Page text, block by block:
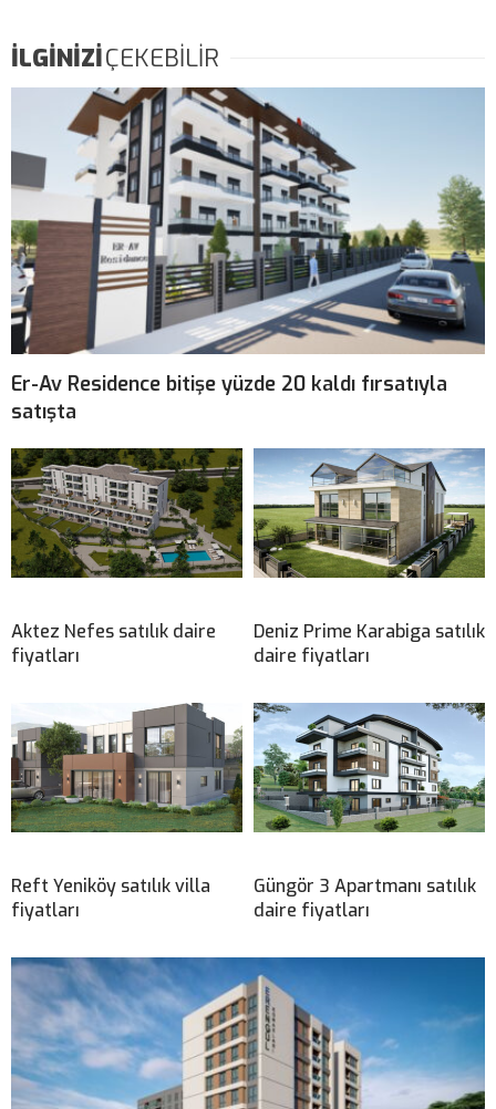
İLGİNİZİÇEKEBİLİR
Er-Av Residence bitişe yüzde 20 kaldı fırsatıyla
satışta
Aktez Nefes satılık daire
fiyatları
Deniz Prime Karabiga satılık
daire fiyatları
Reft Yeniköy satılık villa
fiyatları
Güngör 3 Apartmanı satılık
daire fiyatları